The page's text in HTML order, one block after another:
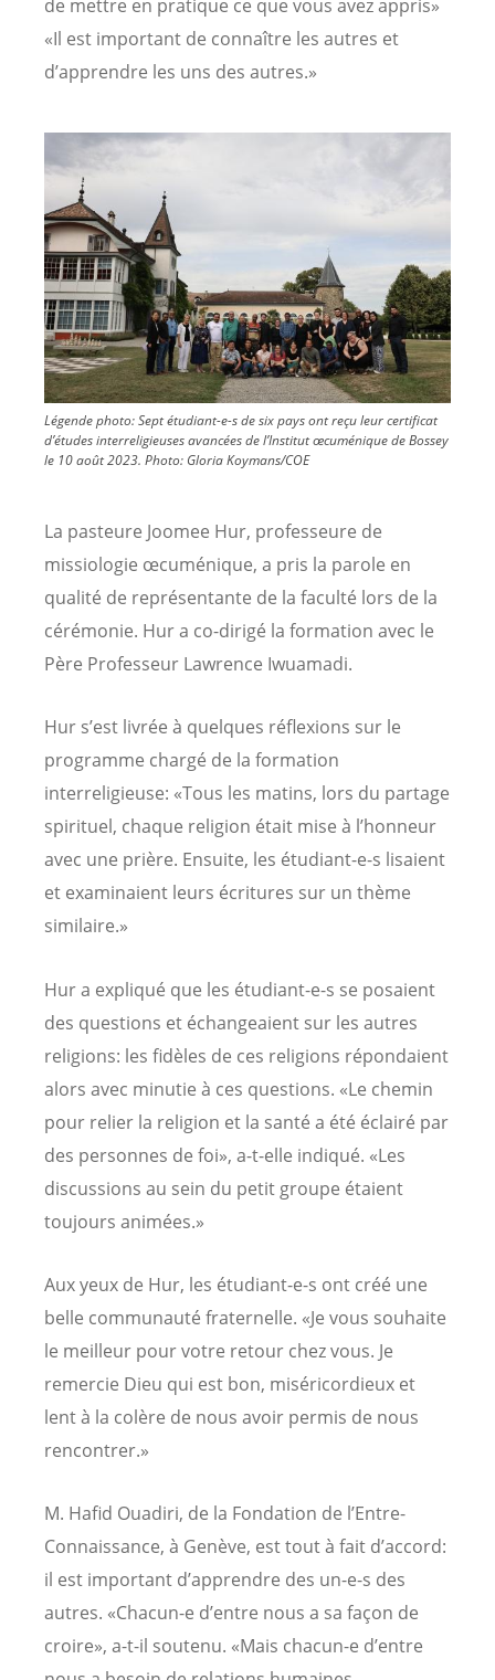
de mettre en pratique ce que vous avez appris»
«Il est important de connaître les autres et
d’apprendre les uns des autres.»
Légende photo: Sept étudiant-e-s de six pays ont reçu leur certificat
d’études interreligieuses avancées de l’Institut œcuménique de Bossey
le 10 août 2023. Photo: Gloria Koymans/COE
La pasteure Joomee Hur, professeure de
missiologie œcuménique, a pris la parole en
qualité de représentante de la faculté lors de la
cérémonie. Hur a co-dirigé la formation avec le
Père Professeur Lawrence Iwuamadi.
Hur s’est livrée à quelques réflexions sur le
programme chargé de la formation
interreligieuse: «Tous les matins, lors du partage
spirituel, chaque religion était mise à l’honneur
avec une prière. Ensuite, les étudiant-e-s lisaient
et examinaient leurs écritures sur un thème
similaire.»
Hur a expliqué que les étudiant-e-s se posaient
des questions et échangeaient sur les autres
religions: les fidèles de ces religions répondaient
alors avec minutie à ces questions. «Le chemin
pour relier la religion et la santé a été éclairé par
des personnes de foi», a-t-elle indiqué. «Les
discussions au sein du petit groupe étaient
toujours animées.»
Aux yeux de Hur, les étudiant-e-s ont créé une
belle communauté fraternelle. «Je vous souhaite
le meilleur pour votre retour chez vous. Je
remercie Dieu qui est bon, miséricordieux et
lent à la colère de nous avoir permis de nous
rencontrer.»
M. Hafid Ouadiri, de la Fondation de l’Entre-
Connaissance, à Genève, est tout à fait d’accord:
il est important d’apprendre des un-e-s des
autres. «Chacun-e d’entre nous a sa façon de
croire», a-t-il soutenu. «Mais chacun-e d’entre